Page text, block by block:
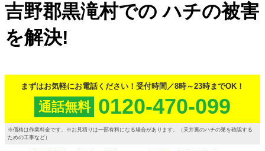
吉野郡黒滝村での ハチの被害
を解決!
まずはお気軽にお電話ください！ 受付時間／8時～23時までOK！
通話無料 0120-470-099
価格は作業料金です。
お見積りは一部有料になる場合があります。（天井裏のハチの巣を確認する
ための工事など）